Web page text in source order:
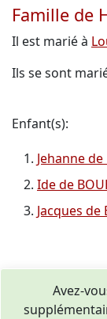
Famille de
Il est marié à
Ils se sont
Enfant(s):
Jehanne de
Ide de
Jacques de
Avez-